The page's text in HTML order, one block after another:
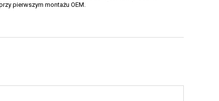
pierwszym montażu OEM.